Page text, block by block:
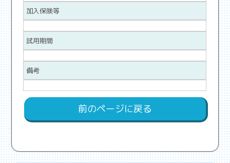
加入保険等
試用期間
備考
前のページに戻る